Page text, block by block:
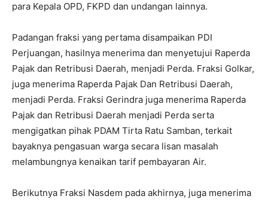
para Kepala OPD, FKPD dan undangan lainnya.
Padangan fraksi yang pertama disampaikan PDI
Perjuangan, hasilnya menerima dan menyetujui Raperda
Pajak dan Retribusi Daerah, menjadi Perda. Fraksi Golkar,
juga menerima Raperda Pajak Dan Retribusi Daerah,
menjadi Perda. Fraksi Gerindra juga menerima Raperda
Pajak dan Retribusi Daerah menjadi Perda serta
mengigatkan pihak PDAM Tirta Ratu Samban, terkait
bayaknya pengasuan warga secara lisan masalah
melambungnya kenaikan tarif pembayaran Air.
Berikutnya Fraksi Nasdem pada akhirnya, juga menerima